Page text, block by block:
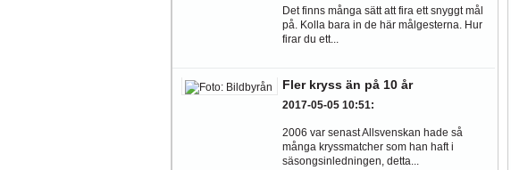
Det finns många sätt att fira ett snyggt mål
på. Kolla bara in de här målgesterna. Hur
firar du ett...
Fler kryss än på 10 år
2017-05-05 10:51:
2006 var senast Allsvenskan hade så
många kryssmatcher som han haft i
säsongsinledningen, detta...